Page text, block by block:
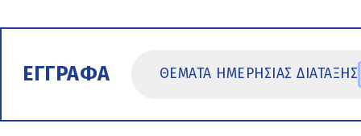
ΕΓΓΡΑΦΑ ΘΕΜΑΤΑ ΗΜΕΡΗΣΙΑΣ ΔΙΑΤΑΞΗΣ